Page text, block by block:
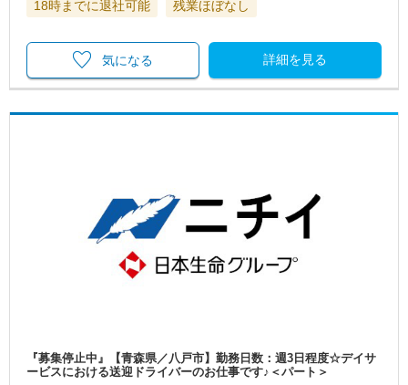
18時までに退社可能 残業ほぼなし
詳細を見る
気になる
『募集停止中』【青森県／八戸市】勤務日数：週3日程度☆デイサ
ービスにおける送迎ドライバーのお仕事です♪＜パート＞